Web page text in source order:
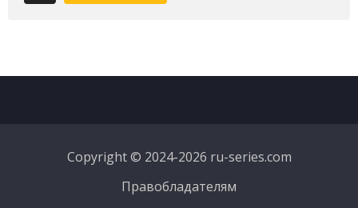
Copyright © 2024-2026 ru-series.com
Правобладателям